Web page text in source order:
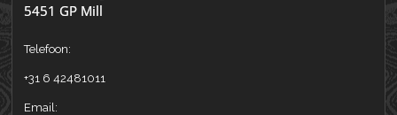
Telefoon:
+31 6 42481011
Email: